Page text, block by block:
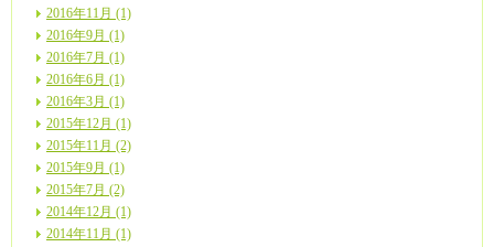
2016年11月 (1)
2016年9月 (1)
2016年7月 (1)
2016年6月 (1)
2016年3月 (1)
2015年12月 (1)
2015年11月 (2)
2015年9月 (1)
2015年7月 (2)
2014年12月 (1)
2014年11月 (1)